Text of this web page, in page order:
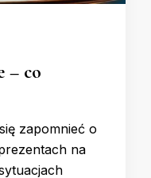
– co
zapomnieć o
na